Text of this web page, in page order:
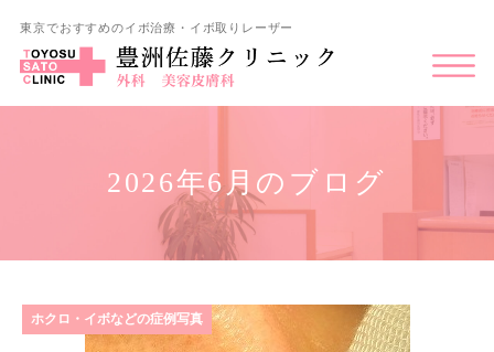
東京でおすすめのイボ治療・イボ取りレーザー
2026年6月のブログ
ホクロ・イボなどの症例写真